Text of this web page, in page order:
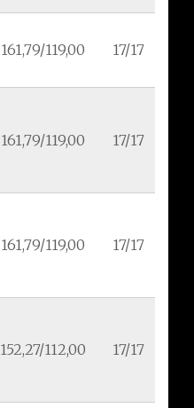
161,79/119,00 17/17
161,79/119,00 17/17
161,79/119,00 17/17
152,27/112,00 17/17